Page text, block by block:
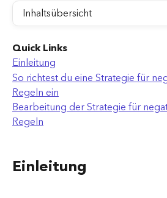
Inhaltsübersicht
Quick Links
Einleitung
So richtest du eine Strategie für
Regeln ein
Bearbeitung der Strategie für
Regeln
Einleitung